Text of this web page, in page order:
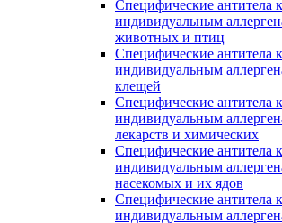
Специфические антитела
индивидуальным
животных и птиц
Специфические антитела
индивидуальным
клещей
Специфические антитела
индивидуальным
лекарств и химических
Специфические антитела
индивидуальным
насекомых и их ядов
Специфические антитела
индивидуальным